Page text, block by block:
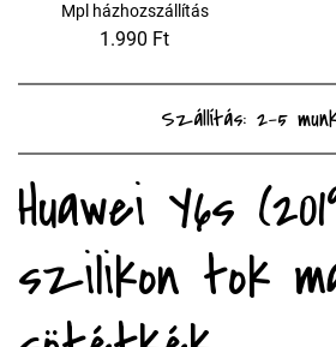
Mpl házhozszállítás
1.990 Ft
Szállítás: 2-5
Huawei Y6s
szilikon tok